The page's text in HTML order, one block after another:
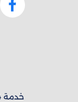
خدمة 24 ساعة علي مدار الاسبوع